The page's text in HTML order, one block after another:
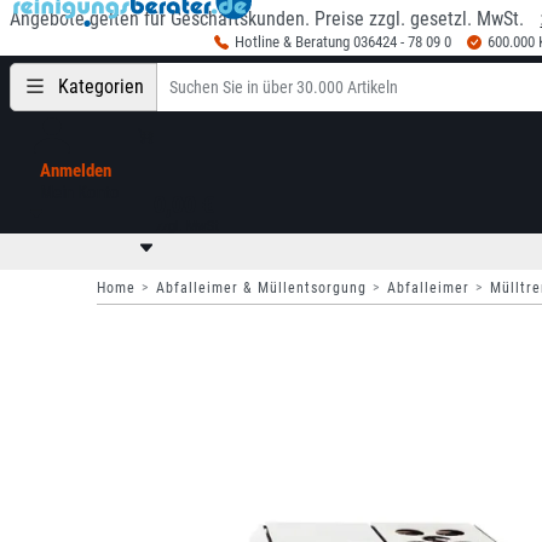
Angebote gelten für Geschäftskunden. Preise zzgl. gesetzl. MwSt.
Hotline & Beratung 036424 - 78 09 0 600.000
Kategorien
Anmelden
Home Abfalleimer & Müllentsorgung Abfalleimer